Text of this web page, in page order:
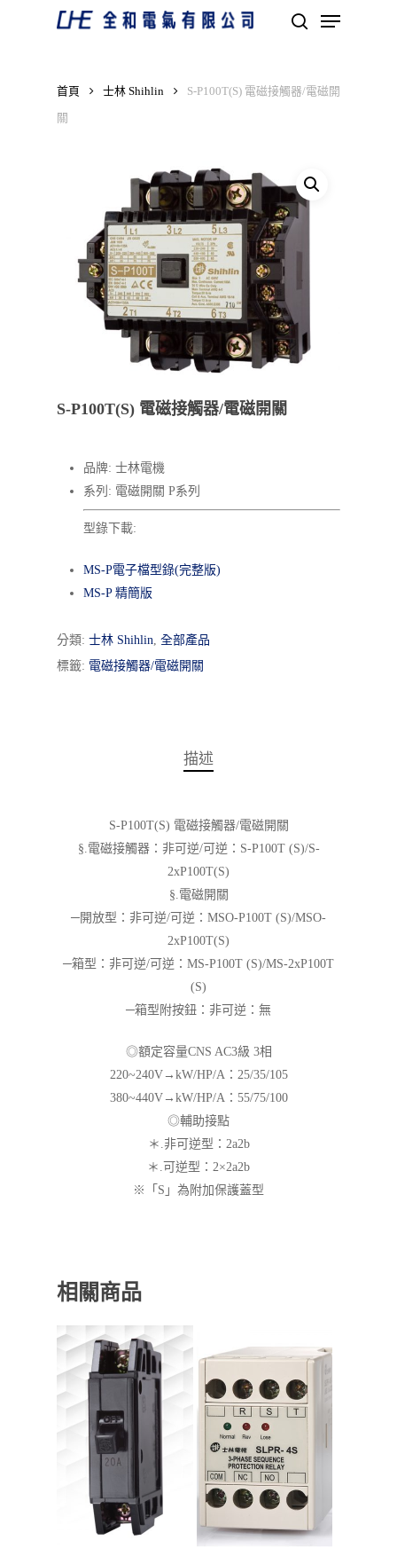
Menu
首頁 士林 Shihlin S-P100T(S) 電磁接觸器/電磁開
關
S-P100T(S) 電磁接觸器/電磁開關
品牌: 士林電機
系列: 電磁開關 P系列
型錄下載:
MS-P電子檔型錄(完整版)
MS-P 精簡版
分類: 士林 Shihlin, 全部產品
標籤: 電磁接觸器/電磁開關
描述
S-P100T(S) 電磁接觸器/電磁開關
§.電磁接觸器：非可逆/可逆：S-P100T (S)/S-
2xP100T(S)
§.電磁開關
─開放型：非可逆/可逆：MSO-P100T (S)/MSO-
2xP100T(S)
─箱型：非可逆/可逆：MS-P100T (S)/MS-2xP100T
(S)
─箱型附按鈕：非可逆：無
◎額定容量CNS AC3級 3相
220~240V→kW/HP/A：25/35/105
380~440V→kW/HP/A：55/75/100
◎輔助接點
＊.非可逆型：2a2b
＊.可逆型：2×2a2b
※「S」為附加保護蓋型
相關商品